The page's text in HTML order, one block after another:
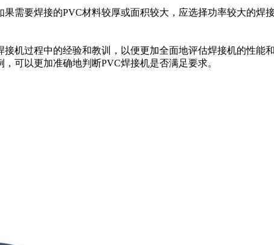
要焊接的PVC材料较厚或面积较大，应选择功率较大的焊
过程中的经验和教训，以便更加全面地评估焊接机的性能和
以更加准确地判断PVC焊接机是否满足要求。